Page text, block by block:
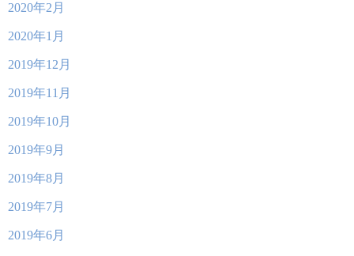
2020年2月
2020年1月
2019年12月
2019年11月
2019年10月
2019年9月
2019年8月
2019年7月
2019年6月